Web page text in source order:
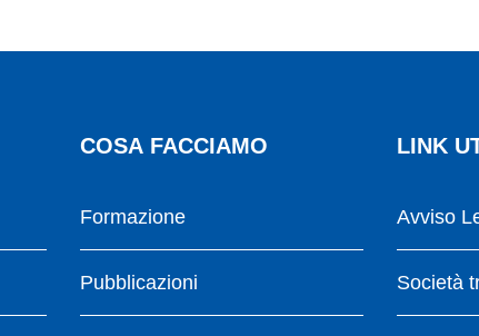
COSA FACCIAMO
Formazione
Pubblicazioni
LINK
Avviso
Società